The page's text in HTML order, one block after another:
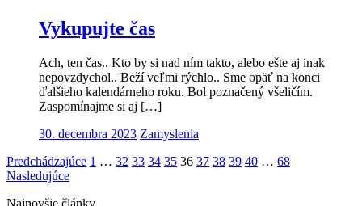
Vykupujte čas
Ach, ten čas.. Kto by si nad ním takto, alebo ešte aj inak
nepovzdychol.. Beží veľmi rýchlo.. Sme opäť na konci
ďalšieho kalendárneho roku. Bol poznačený všeličím.
Zaspomínajme si aj […]
30. decembra 2023 Zamyslenia
Navigácia
v
Predchádzajúce 1 … 32 33 34 35 36 37 38 39 40 … 68
Nasledujúce
Najnovšie články